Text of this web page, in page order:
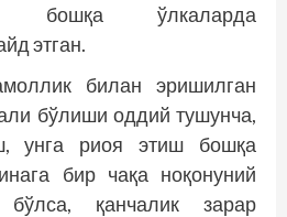
бошқа ўлкаларда
этган.
билан эришилган
бўлиши оддий тушунча,
унга риоя этиш бошқа
бир чақа ноқонуний
қанчалик зарар